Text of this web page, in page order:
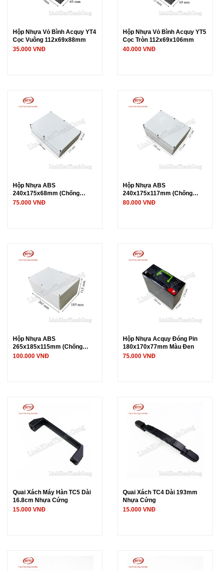
Hộp Nhựa Vỏ Bình Acquy YT4
Cọc Vuông 112x69x88mm
35.000 VNĐ
Hộp Nhựa Vỏ Bình Acquy YT5
Cọc Tròn 112x69x106mm
40.000 VNĐ
Hộp Nhựa ABS
240x175x68mm (Chống
Nước IP65)
75.000 VNĐ
Hộp Nhựa ABS
240x175x117mm (Chống
Nước IP65)
80.000 VNĐ
Hộp Nhựa ABS
265x185x115mm (Chống
Nước IP65)
100.000 VNĐ
Hộp Nhựa Acquy Đóng Pin
180x170x77mm Màu Đen
75.000 VNĐ
Quai Xách Máy Hàn TC5 Dài
16.8cm Nhựa Cứng
15.000 VNĐ
Quai Xách TC4 Dài 193mm
Nhựa Cứng
15.000 VNĐ